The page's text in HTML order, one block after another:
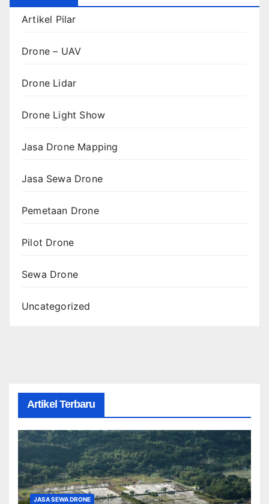
Artikel Pilar
Drone – UAV
Drone Lidar
Drone Light Show
Jasa Drone Mapping
Jasa Sewa Drone
Pemetaan Drone
Pilot Drone
Sewa Drone
Uncategorized
Artikel Terbaru
JASA SEWA DRONE